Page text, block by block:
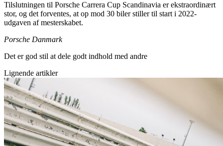
Tilslutningen til Porsche Carrera Cup Scandinavia er ekstraordinært
stor, og det forventes, at op mod 30 biler stiller til start i 2022-
udgaven af mesterskabet.
Porsche Danmark
Det er god stil at dele godt indhold med andre
Lignende artikler